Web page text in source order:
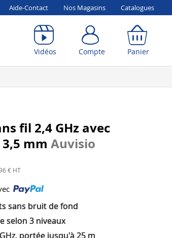
Aide-Contact Nos Magasins Catalogues
Vidéos Compte Panier
fil 2,4 GHz avec
mm Auvisio
€ HT
sans bruit de fond
selon 3 niveaux
portée jusqu'à 25 m
Compte Panier